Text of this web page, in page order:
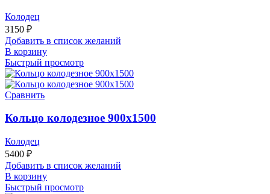
Колодец
3150 ₽
Добавить в список желаний
В корзину
Быстрый просмотр
Сравнить
Кольцо колодезное 900х1500
Колодец
5400 ₽
Добавить в список желаний
В корзину
Быстрый просмотр